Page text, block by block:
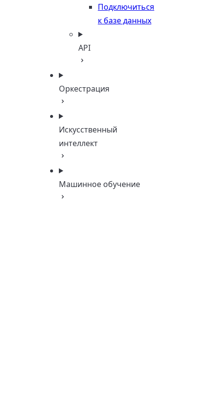
Подключиться
к базе данных
API
Оркестрация
Искусственный
интеллект
Машинное обучение